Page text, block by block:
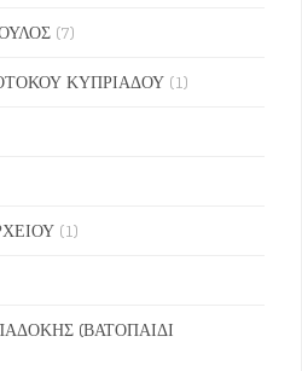
(7)
ΚΥΠΡΙΑΔΟΥ (1)
(1)
(ΒΑΤΟΠΑΙΔΙ